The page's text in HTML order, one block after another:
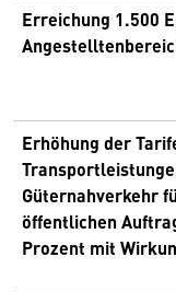
Erreichung 1.500
Erhöhung der
Güternahverkehr
öffentlichen
Prozent mit